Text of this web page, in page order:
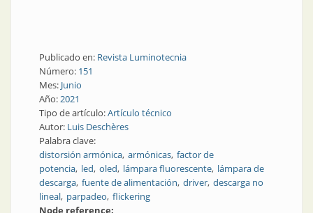
Publicado en: Revista Luminotecnia
Número: 151
Mes: Junio
Año:2021
Tipo de artículo:Artículo técnico
Autor: Luis Deschères
Palabra clave:
distorsión armónica armónicas factor de
potencia led oled lámpara fluorescente lámpara de
descarga fuente de alimentación driver descarga no
lineal parpadeo flickering
Node reference: